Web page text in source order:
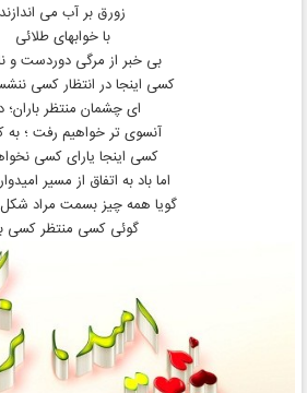
زورق بر آب می اندازند
با خوابهای طلائی
بی خبر از مرگی دوردست و
کسی اینجا در انتظار کسی
ای چشمان منتظر باران؛
آنسوی تر خواهیم رفت ؛ به
کسی اینجا یارای کسی
اما باد به اتفاق از مسیر
گویا همه چیز بسمت مراد
گوئی کسی منتظر کسی